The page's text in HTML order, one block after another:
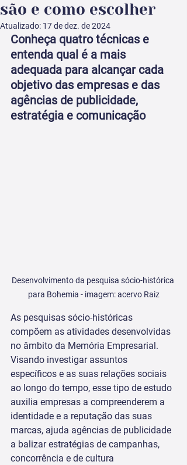
são e como escolher
Atualizado: 17 de dez. de 2024
Conheça quatro técnicas e
entenda qual é a mais
adequada para alcançar cada
objetivo das empresas e das
agências de publicidade,
estratégia e comunicação
Desenvolvimento da pesquisa sócio-histórica
para Bohemia - imagem: acervo Raiz
As pesquisas sócio-históricas
compõem as atividades desenvolvidas
no âmbito da Memória Empresarial.
Visando investigar assuntos
específicos e as suas relações sociais
ao longo do tempo, esse tipo de estudo
auxilia empresas a compreenderem a
identidade e a reputação das suas
marcas, ajuda agências de publicidade
a balizar estratégias de campanhas,
concorrência e de cultura